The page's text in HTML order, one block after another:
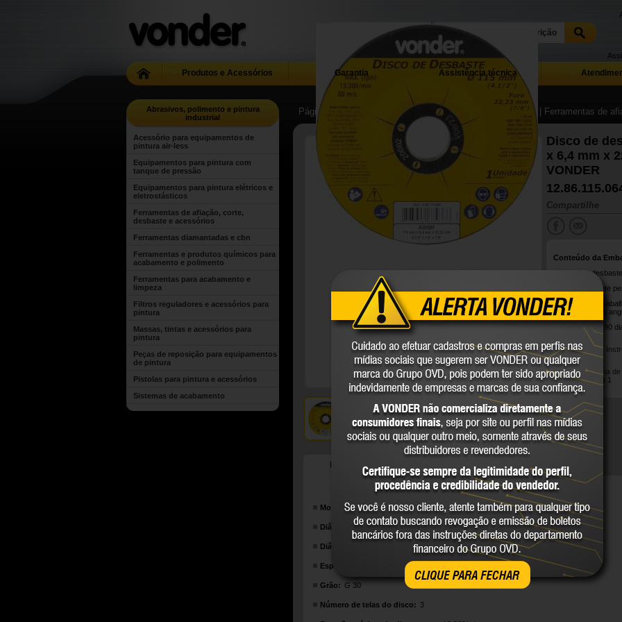
CLIQUE PARA FECHAR
Produtos e Acessórios Garantia Assistência técnica
Abrasivos, polimento e pintura
industrial
Acessório para equipamentos de
pintura air-less
Equipamentos para pintura com
tanque de pressão
Equipamentos para pintura elétricos e
eletrostásticos
Ferramentas de afiação, corte,
desbaste e acessórios
Ferramentas diamantadas e cbn
Ferramentas e produtos químicos para
acabamento e polimento
Ferramentas para acabamento e
limpeza
Filtros reguladores e acessórios para
pintura
Massas, tintas e acessórios para
pintura
Peças de reposição para equipamentos
de pintura
Pistolas para pintura e acessórios
Sistemas de acabamento
Página Inicial | Abrasivos, polimento e pintura industrial | Ferramentas de
Disco de
x 6,4 mm x
VONDER
Compartilhe
Conteúdo da
1 Disco de desbaste.
Possui excelente
Indicado para
esmerilhadeiras
Garantia legal: 90
Manual de
FDS - Ficha de
segurança 1
DETALHES TÉCNICOS
Modelo: DBV
Diâmetro externo do disco de desbaste: 115 mm (4.1/2")
Diâmetro do furo: 22,23 mm - 7/8"
Espessura: 6,4 mm - +/- 1/4"
Grão: G 30
Número de telas do disco: 3